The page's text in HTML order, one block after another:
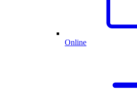
Online